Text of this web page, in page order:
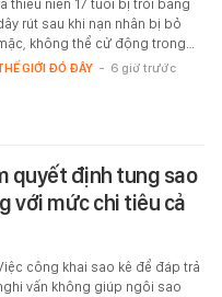
thiếu niên 17 tuổi bị trói bằng
rút sau khi nạn nhân bị bỏ
không thể cử động trong…
GIỚI ĐÓ ĐÂY - 6 giờ trước
quyết định tung sao
với mức chi tiêu cả
công khai sao kê để đáp trả
vấn không giúp ngôi sao